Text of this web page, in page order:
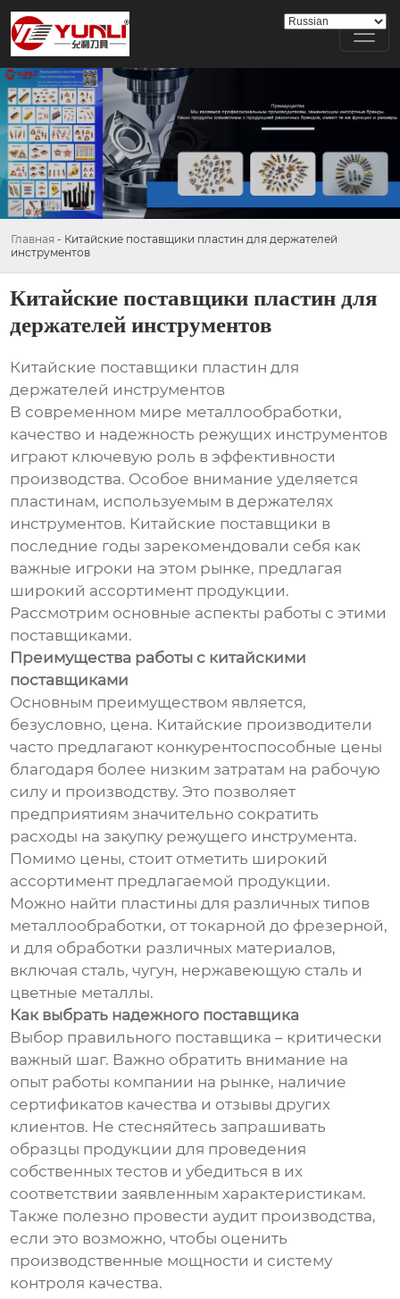
Главная - Китайские поставщики пластин для держателей
инструментов
Китайские поставщики пластин для
держателей инструментов
Китайские поставщики пластин для
держателей инструментов
В современном мире металлообработки,
качество и надежность режущих инструментов
играют ключевую роль в эффективности
производства. Особое внимание уделяется
пластинам, используемым в держателях
инструментов. Китайские поставщики в
последние годы зарекомендовали себя как
важные игроки на этом рынке, предлагая
широкий ассортимент продукции.
Рассмотрим основные аспекты работы с этими
поставщиками.
Преимущества работы с китайскими
поставщиками
Основным преимуществом является,
безусловно, цена. Китайские производители
часто предлагают конкурентоспособные цены
благодаря более низким затратам на рабочую
силу и производству. Это позволяет
предприятиям значительно сократить
расходы на закупку режущего инструмента.
Помимо цены, стоит отметить широкий
ассортимент предлагаемой продукции.
Можно найти пластины для различных типов
металлообработки, от токарной до фрезерной,
и для обработки различных материалов,
включая сталь, чугун, нержавеющую сталь и
цветные металлы.
Как выбрать надежного поставщика
Выбор правильного поставщика – критически
важный шаг. Важно обратить внимание на
опыт работы компании на рынке, наличие
сертификатов качества и отзывы других
клиентов. Не стесняйтесь запрашивать
образцы продукции для проведения
собственных тестов и убедиться в их
соответствии заявленным характеристикам.
Также полезно провести аудит производства,
если это возможно, чтобы оценить
производственные мощности и систему
контроля качества.